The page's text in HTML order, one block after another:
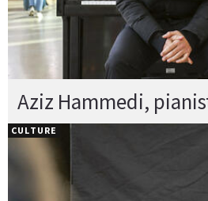
Aziz Hammedi,
CULTURE